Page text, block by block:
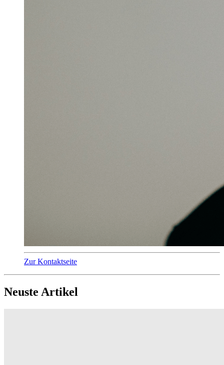
Zur Kontaktseite
Neuste Artikel